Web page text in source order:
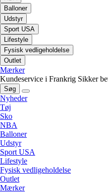
Balloner
Udstyr
Sport USA
Lifestyle
Fysisk vedligeholdelse
Outlet
Mærker
Kundeservice i Frankrig Sikker
Søg
Nyheder
Tøj
Sko
NBA
Balloner
Udstyr
Sport USA
Lifestyle
Fysisk vedligeholdelse
Outlet
Mærker